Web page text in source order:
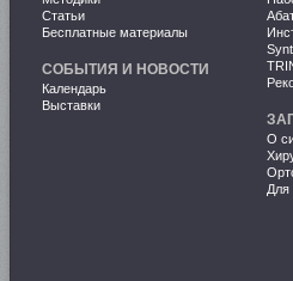
Статьи
Бесплатные материалы
СОБЫТИЯ И НОВОСТИ
Календарь
Выставки
О
Для